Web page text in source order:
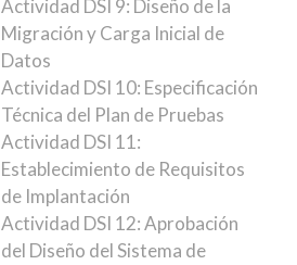
Actividad DSI 9: Diseño de la
Migración y Carga Inicial de
Datos
Actividad DSI 10: Especificación
Técnica del Plan de Pruebas
Actividad DSI 11:
Establecimiento de Requisitos
de Implantación
Actividad DSI 12: Aprobación
del Diseño del Sistema de